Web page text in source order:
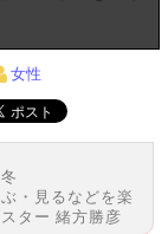
女性
・見るなどを楽
ター 緒方勝彦